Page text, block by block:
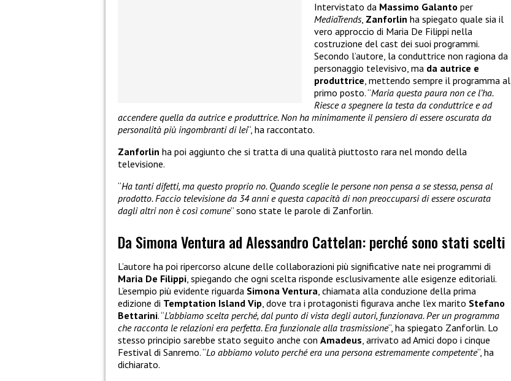
Intervistato da Massimo Galanto per
MediaTrends, Zanforlin ha spiegato quale sia il
vero approccio di Maria De Filippi nella
costruzione del cast dei suoi programmi.
Secondo l’autore, la conduttrice non ragiona da
personaggio televisivo, ma da autrice e
produttrice, mettendo sempre il programma al
primo posto. “Maria questa paura non ce l’ha.
Riesce a spegnere la testa da conduttrice e ad
accendere quella da autrice e produttrice. Non ha minimamente il pensiero di essere oscurata da
personalità più ingombranti di lei“, ha raccontato.
Zanforlin ha poi aggiunto che si tratta di una qualità piuttosto rara nel mondo della
televisione.
“Ha tanti difetti, ma questo proprio no. Quando sceglie le persone non pensa a se stessa, pensa al
prodotto. Faccio televisione da 34 anni e questa capacità di non preoccuparsi di essere oscurata
dagli altri non è così comune” sono state le parole di Zanforlin.
Da Simona Ventura ad Alessandro Cattelan: perché sono stati scelti
L’autore ha poi ripercorso alcune delle collaborazioni più significative nate nei programmi di
Maria De Filippi, spiegando che ogni scelta risponde esclusivamente alle esigenze editoriali.
L’esempio più evidente riguarda Simona Ventura, chiamata alla conduzione della prima
edizione di Temptation Island Vip, dove tra i protagonisti figurava anche l’ex marito Stefano
Bettarini. “L’abbiamo scelta perché, dal punto di vista degli autori, funzionava. Per un programma
che racconta le relazioni era perfetta. Era funzionale alla trasmissione“, ha spiegato Zanforlin. Lo
stesso principio sarebbe stato seguito anche con Amadeus, arrivato ad Amici dopo i cinque
Festival di Sanremo. “Lo abbiamo voluto perché era una persona estremamente competente“, ha
dichiarato.